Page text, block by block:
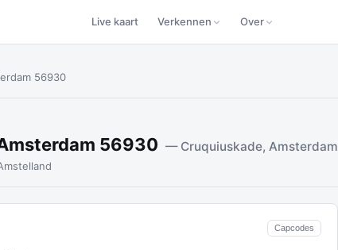
Live kaart Verkennen Over
56930
56930 — Cruquiuskade, Amsterdam
Capcodes